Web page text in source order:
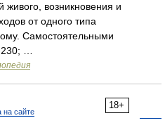
живого, возникновения и
от одного типа
Самостоятельными
…
18+
на сайте